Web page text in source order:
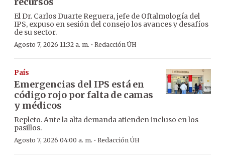
El Dr. Carlos Duarte Reguera, jefe de Oftalmología del
IPS, expuso en sesión del consejo los avances y desafíos
de su sector.
Agosto 7, 2026 11:32 a. m. · Redacción ÚH
País
Emergencias del IPS está en
código rojo por falta de camas
y médicos
Repleto. Ante la alta demanda atienden incluso en los
pasillos.
Agosto 7, 2026 04:00 a. m. · Redacción ÚH